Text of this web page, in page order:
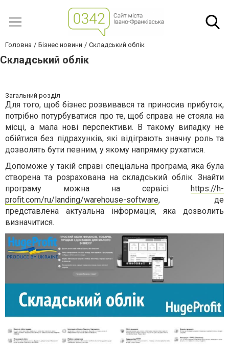
Головна Бізнес новини Складський облік
Складський облік
Загальний розділ
Для того, щоб бізнес розвивався та приносив прибуток,
потрібно потурбуватися про те, щоб справа не стояла на
місці, а мала нові перспективи. В такому випадку не
обійтися без підрахунків, які відіграють значну роль та
дозволять бути певним, у якому напрямку рухатися.
Допоможе у такій справі спеціальна програма, яка була
створена та розрахована на складський облік. Знайти
програму можна на сервісі https://h-
profit.com/ru/landing/warehouse-software, де
представлена актуальна інформація, яка дозволить
визначитися.